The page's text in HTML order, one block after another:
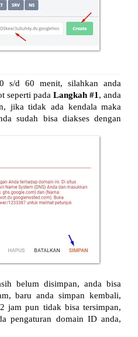
s/d 60 menit, silahkan anda
seperti padaLangkah #1 , anda
jika tidak ada kendala maka
sudah bisa diakses dengan
belum disimpan, anda bisa
baru anda simpan kembali,
jam pun tidak bisa tersimpan,
pengaturan domain ID anda,